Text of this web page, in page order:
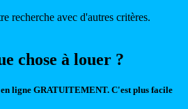
recherche avec d'autres critères.
chose à louer ?
ligne GRATUITEMENT. C'est plus facile